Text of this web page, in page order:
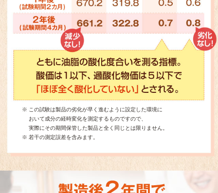
※ この試験は製品の劣化が早く進むように設定した環境に
おいて成分の経時変化を測定するものですので、
実際にその期間保管した製品と全く同じとは限りません。
※ 若干の測定誤差を含みます。